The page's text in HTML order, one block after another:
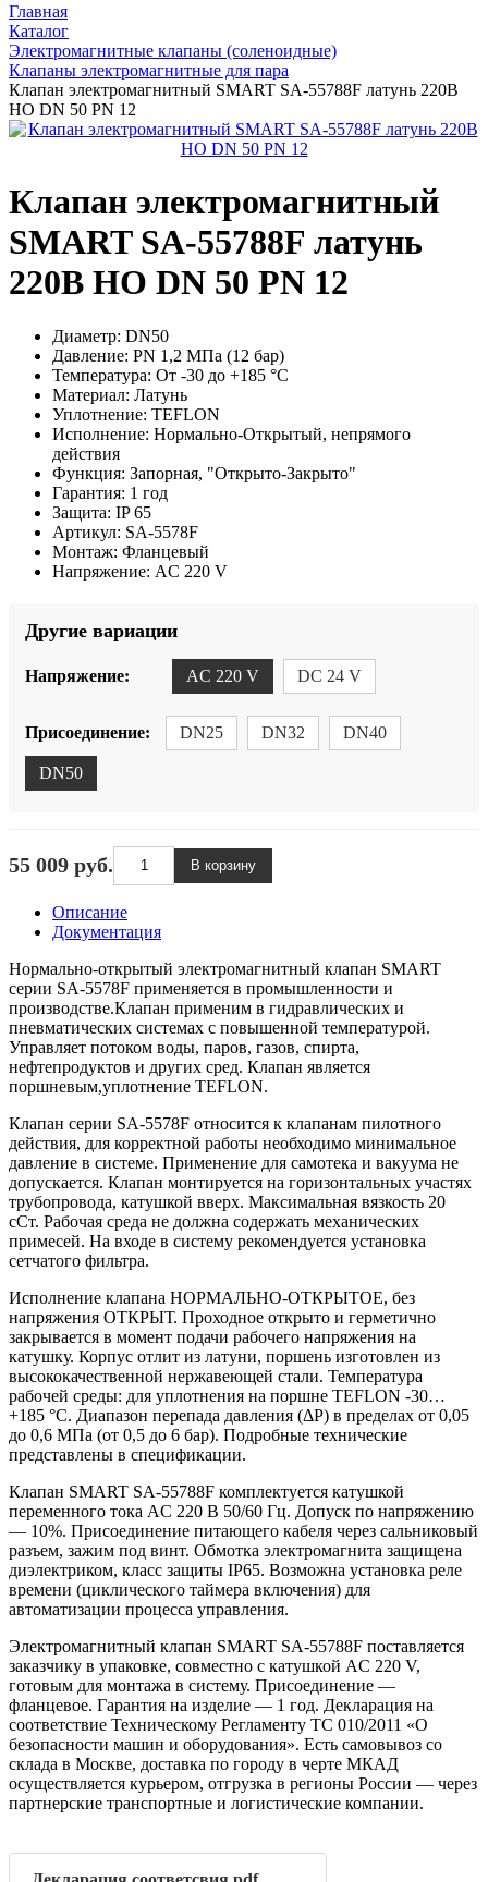
Главная
Каталог
Электромагнитные клапаны (соленоидные)
Клапаны электромагнитные для пара
Клапан электромагнитный SMART SA-55788F латунь 220В
НО DN 50 PN 12
Клапан электромагнитный
SMART SA-55788F латунь
220В НО DN 50 PN 12
Диаметр: DN50
Давление: PN 1,2 МПа (12 бар)
Температура: От -30 до +185 °С
Материал: Латунь
Уплотнение: TEFLON
Исполнение: Нормально-Открытый, непрямого
действия
Функция: Запорная, "Открыто-Закрыто"
Гарантия: 1 год
Защита: IP 65
Артикул: SA-5578F
Монтаж: Фланцевый
Напряжение: AC 220 V
Другие вариации
Напряжение: AC 220 V DC 24 V
Присоединение: DN25 DN32 DN40
DN50
55 009 руб.
Описание
Документация
Нормально-открытый электромагнитный клапан SMART
серии SA-5578F применяется в промышленности и
производстве.Клапан применим в гидравлических и
пневматических системах с повышенной температурой.
Управляет потоком воды, паров, газов, спирта,
нефтепродуктов и других сред. Клапан является
поршневым,уплотнение TEFLON.
Клапан серии SA-5578F относится к клапанам пилотного
действия, для корректной работы необходимо минимальное
давление в системе. Применение для самотека и вакуума не
допускается. Клапан монтируется на горизонтальных участях
трубопровода, катушкой вверх. Максимальная вязкость 20
сСт. Рабочая среда не должна содержать механических
примесей. На входе в систему рекомендуется установка
сетчатого фильтра.
Исполнение клапана НОРМАЛЬНО-ОТКРЫТОЕ, без
напряжения ОТКРЫТ. Проходное открыто и герметично
закрывается в момент подачи рабочего напряжения на
катушку. Корпус отлит из латуни, поршень изготовлен из
высококачественной нержавеющей стали. Температура
рабочей среды: для уплотнения на поршне TEFLON -30…
+185 °С. Диапазон перепада давления (ΔP) в пределах от 0,05
до 0,6 МПа (от 0,5 до 6 бар). Подробные технические
представлены в спецификации.
Клапан SMART SA-55788F комплектуется катушкой
переменного тока AC 220 В 50/60 Гц. Допуск по напряжению
— 10%. Присоединение питающего кабеля через сальниковый
разъем, зажим под винт. Обмотка электромагнита защищена
диэлектриком, класс защиты IP65. Возможна установка реле
времени (циклического таймера включения) для
автоматизации процесса управления.
Электромагнитный клапан SMART SA-55788F поставляется
заказчику в упаковке, совместно с катушкой AC 220 V,
готовым для монтажа в систему. Присоединение —
фланцевое. Гарантия на изделие — 1 год. Декларация на
соответствие Техническому Регламенту ТС 010/2011 «О
безопасности машин и оборудования». Есть самовывоз со
склада в Москве, доставка по городу в черте МКАД
осуществляется курьером, отгрузка в регионы России — через
партнерские транспортные и логистические компании.